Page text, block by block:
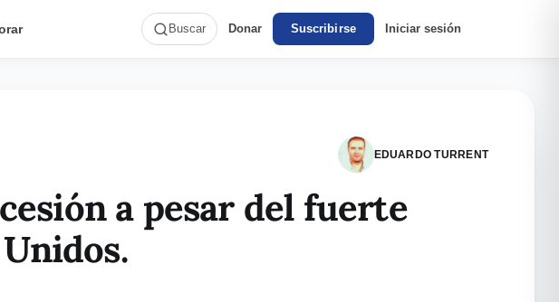
Buscar Donar Suscribirse Iniciar sesión
EDUARDO TURRENT
a pesar del fuerte